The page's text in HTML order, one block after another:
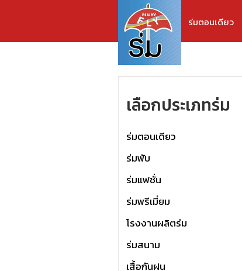
ร่มตอนเดียว
เลือกประเภทร่ม
ร่มตอนเดียว
ร่มพับ
ร่มแฟชั่น
ร่มพรีเมี่ยม
โรงงานผลิตร่ม
ร่มสนาม
เสื้อกันฝน